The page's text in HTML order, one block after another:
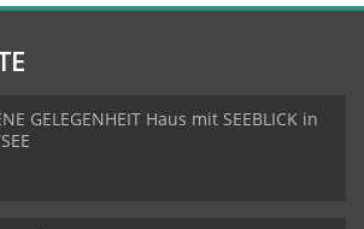
GELEGENHEIT Haus mit SEEBLICK in